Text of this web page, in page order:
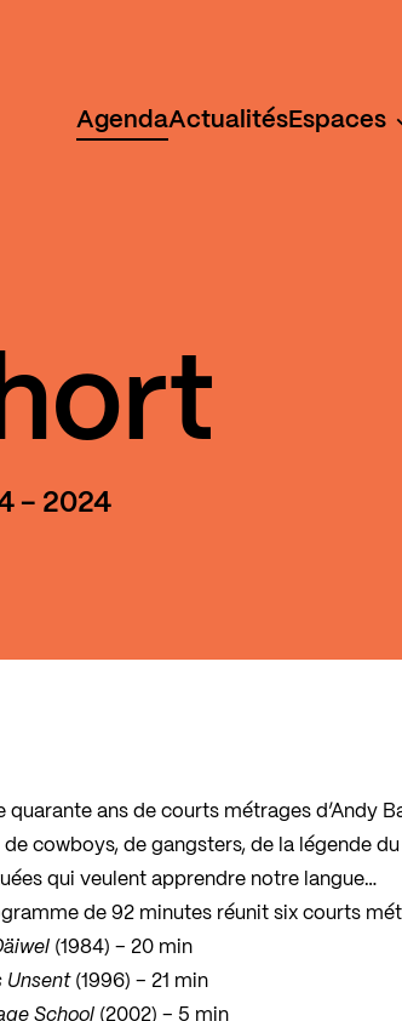
AgendaActualitésEspaces
- 2024
quarante ans de courts métrages d’Andy
de cowboys, de gangsters, de la légende
qui veulent apprendre notre langue…
de 92 minutes réunit six courts
(1984) – 20 min
Unsent(1996) – 21 min
School(2002) – 5 min